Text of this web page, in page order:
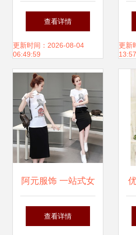
服饰 品牌折扣服装
与尾货经销的优选
伙伴
查看详情
更新时间：2026-08-04
06:49:59
更新
阿元服饰 一站式女
装批发代理与网店
查看详情